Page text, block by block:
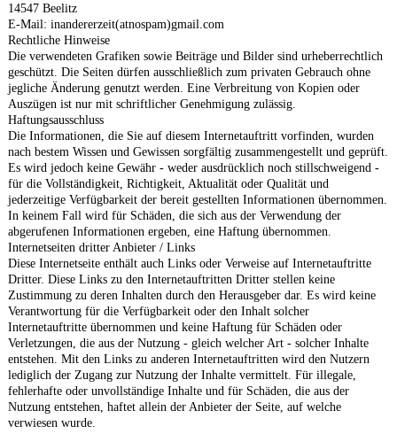
14547 Beelitz
E-Mail: inandererzeit(atnospam)gmail.com
Rechtliche Hinweise
Die verwendeten Grafiken sowie Beiträge und Bilder sind urheberrechtlich
geschützt. Die Seiten dürfen ausschließlich zum privaten Gebrauch ohne
jegliche Änderung genutzt werden. Eine Verbreitung von Kopien oder
Auszügen ist nur mit schriftlicher Genehmigung zulässig.
Haftungsausschluss
Die Informationen, die Sie auf diesem Internetauftritt vorfinden, wurden
nach bestem Wissen und Gewissen sorgfältig zusammengestellt und geprüft.
Es wird jedoch keine Gewähr - weder ausdrücklich noch stillschweigend -
für die Vollständigkeit, Richtigkeit, Aktualität oder Qualität und
jederzeitige Verfügbarkeit der bereit gestellten Informationen übernommen.
In keinem Fall wird für Schäden, die sich aus der Verwendung der
abgerufenen Informationen ergeben, eine Haftung übernommen.
Internetseiten dritter Anbieter / Links
Diese Internetseite enthält auch Links oder Verweise auf Internetauftritte
Dritter. Diese Links zu den Internetauftritten Dritter stellen keine
Zustimmung zu deren Inhalten durch den Herausgeber dar. Es wird keine
Verantwortung für die Verfügbarkeit oder den Inhalt solcher
Internetauftritte übernommen und keine Haftung für Schäden oder
Verletzungen, die aus der Nutzung - gleich welcher Art - solcher Inhalte
entstehen. Mit den Links zu anderen Internetauftritten wird den Nutzern
lediglich der Zugang zur Nutzung der Inhalte vermittelt. Für illegale,
fehlerhafte oder unvollständige Inhalte und für Schäden, die aus der
Nutzung entstehen, haftet allein der Anbieter der Seite, auf welche
verwiesen wurde.